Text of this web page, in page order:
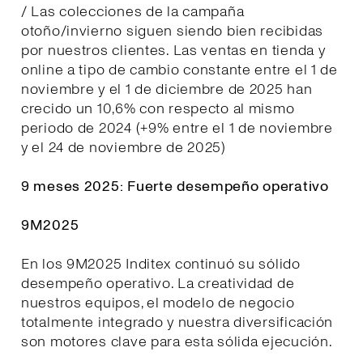
/ Las colecciones de la campaña
otoño/invierno siguen siendo bien recibidas
por nuestros clientes. Las ventas en tienda y
online a tipo de cambio constante entre el 1 de
noviembre y el 1 de diciembre de 2025 han
crecido un 10,6% con respecto al mismo
periodo de 2024 (+9% entre el 1 de noviembre
y el 24 de noviembre de 2025)
9 meses 2025: Fuerte desempeño operativo
9M2025
En los 9M2025 Inditex continuó su sólido
desempeño operativo. La creatividad de
nuestros equipos, el modelo de negocio
totalmente integrado y nuestra diversificación
son motores clave para esta sólida ejecución.